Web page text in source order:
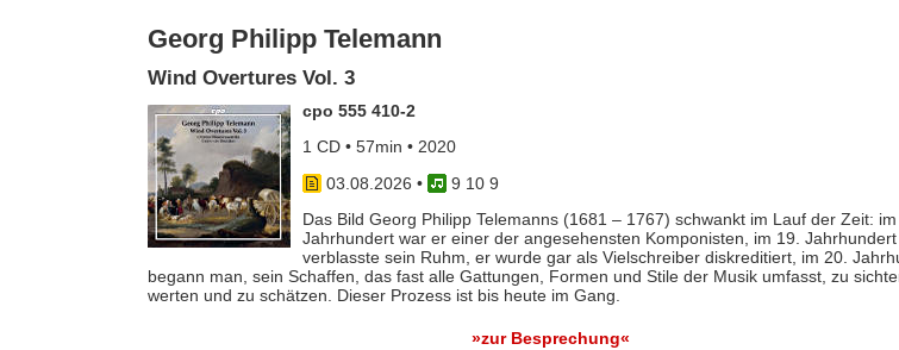
Georg Philipp Telemann
Wind Overtures Vol. 3
cpo 555 410-2
1 CD • 57min • 2020
03.08.2026 •
9 10 9
Das Bild Georg Philipp Telemanns (1681 – 1767) schwankt im Lauf der Zeit: im
Jahrhundert war er einer der angesehensten Komponisten, im 19. Jahrhundert
verblasste sein Ruhm, er wurde gar als Vielschreiber diskreditiert, im 20.
begann man, sein Schaffen, das fast alle Gattungen, Formen und Stile der Musik umfasst, zu
werten und zu schätzen. Dieser Prozess ist bis heute im Gang.
»zur Besprechung«